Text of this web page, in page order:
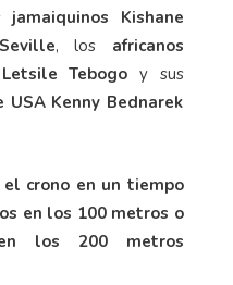
jamaiquinos Kishane
, los africanos
Tebogo y sus
USA Kenny Bednarek
crono en un tiempo
en los 100 metros o
los 200 metros